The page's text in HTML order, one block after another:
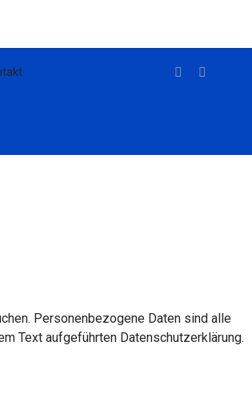
Personenbezogene Daten sind alle
Text aufgeführten Datenschutzerklärung.